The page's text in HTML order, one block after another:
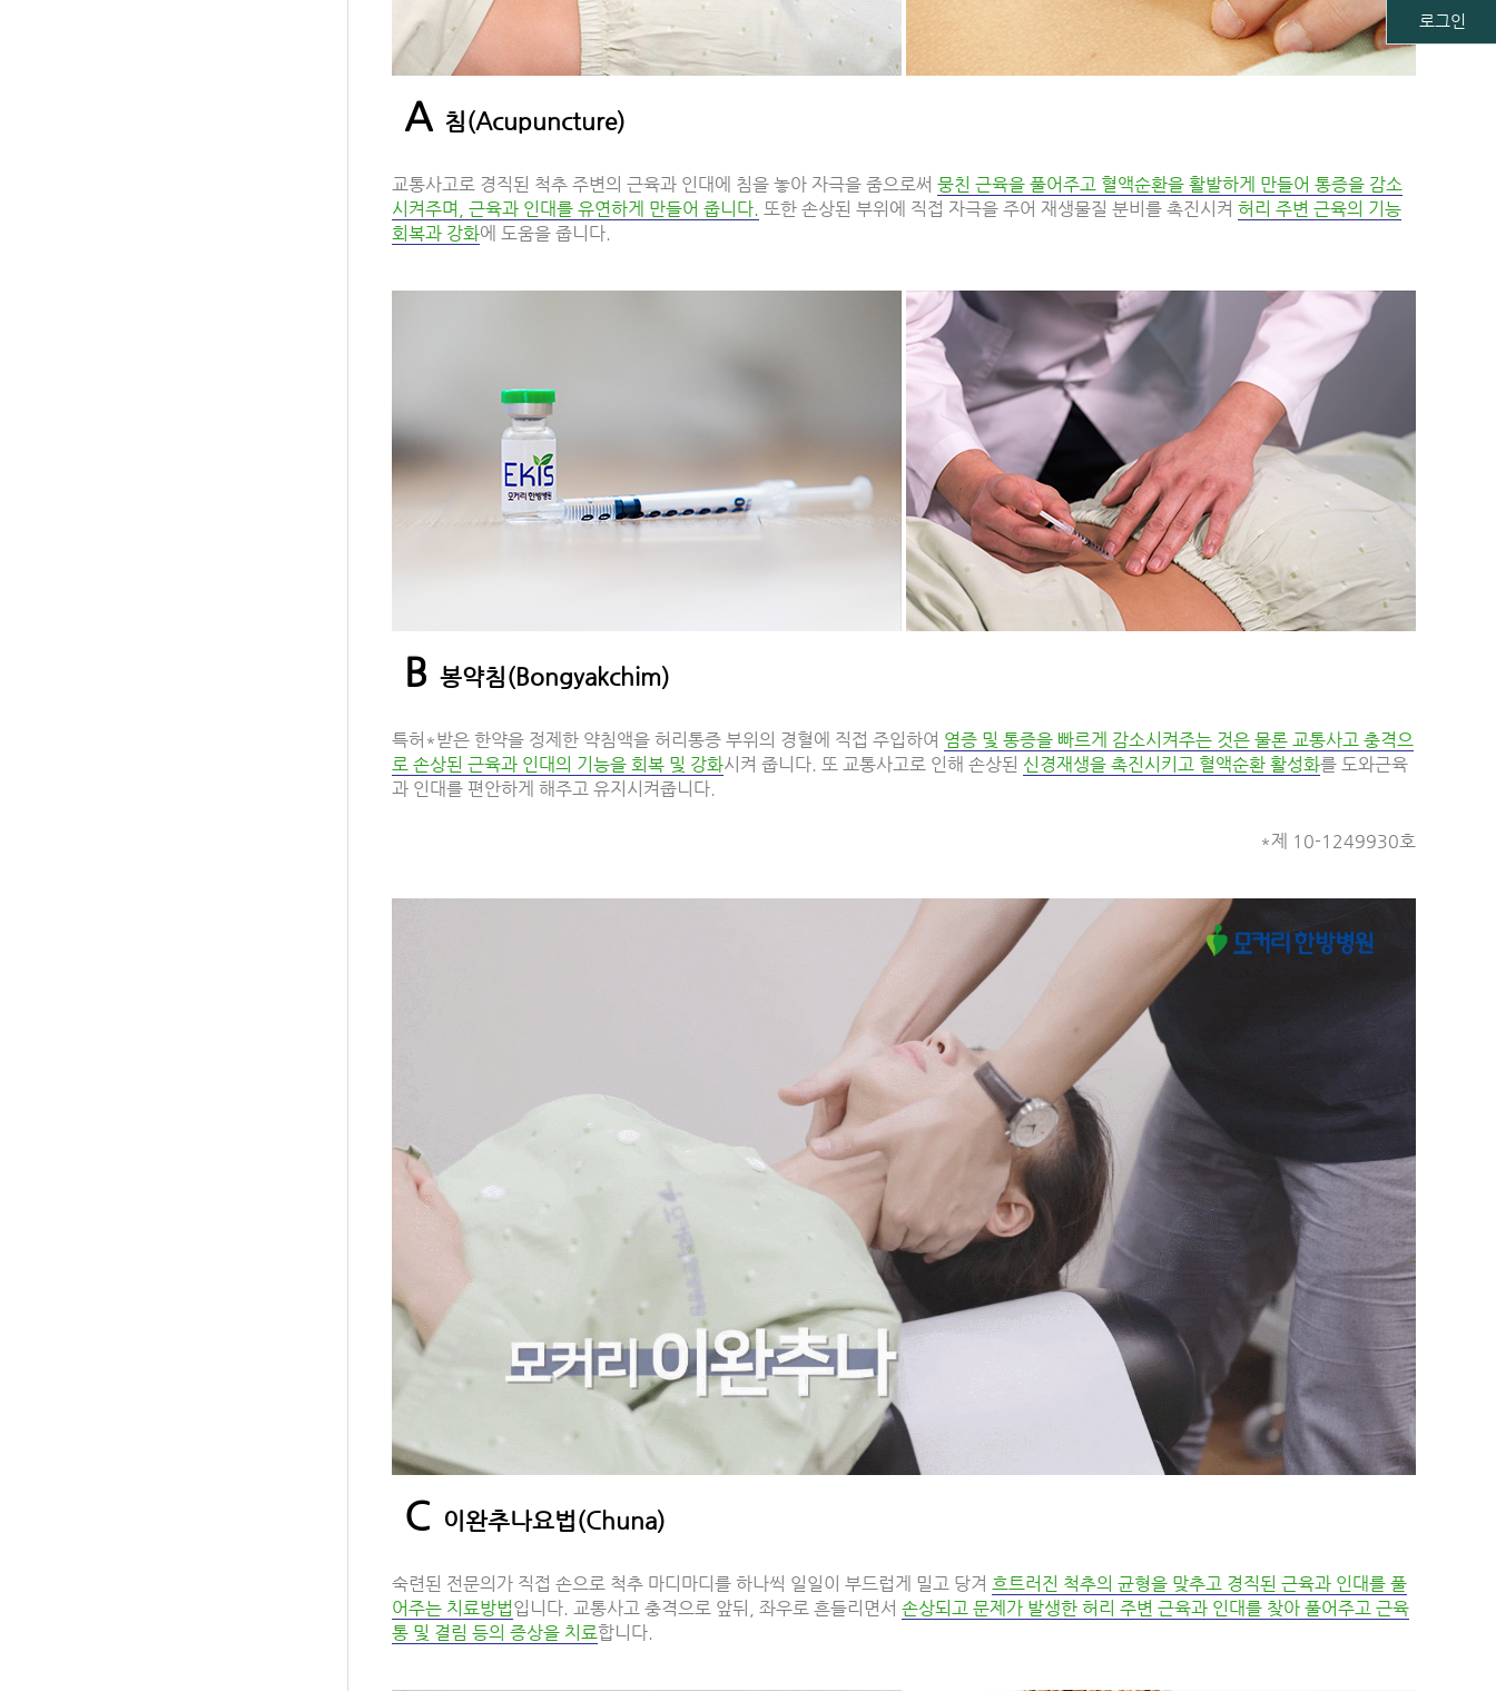
A 침(Acupuncture)
교통사고로 경직된 척추 주변의 근육과 인대에 침을 놓아 자극을 줌으로써 뭉친 근육을 풀어주고 혈액순환을 활발하게 만들어 통증을 감소
시켜주며, 근육과 인대를 유연하게 만들어 줍니다. 또한 손상된 부위에 직접 자극을 주어 재생물질 분비를 촉진시켜 허리 주변 근육의 기능
회복과 강화에 도움을 줍니다.
B 봉약침(Bongyakchim)
특허*받은 한약을 정제한 약침액을 허리통증 부위의 경혈에 직접 주입하여 염증 및 통증을 빠르게 감소시켜주는 것은 물론 교통사고 충격으
로 손상된 근육과 인대의 기능을 회복 및 강화시켜 줍니다. 또 교통사고로 인해 손상된 신경재생을 촉진시키고 혈액순환 활성화를 도와근육
과 인대를 편안하게 해주고 유지시켜줍니다.
*제 10-1249930호
C 이완추나요법(Chuna)
숙련된 전문의가 직접 손으로 척추 마디마디를 하나씩 일일이 부드럽게 밀고 당겨 흐트러진 척추의 균형을 맞추고 경직된 근육과 인대를 풀
어주는 치료방법입니다. 교통사고 충격으로 앞뒤, 좌우로 흔들리면서 손상되고 문제가 발생한 허리 주변 근육과 인대를 찾아 풀어주고 근육
통 및 결림 등의 증상을 치료합니다.
로그인